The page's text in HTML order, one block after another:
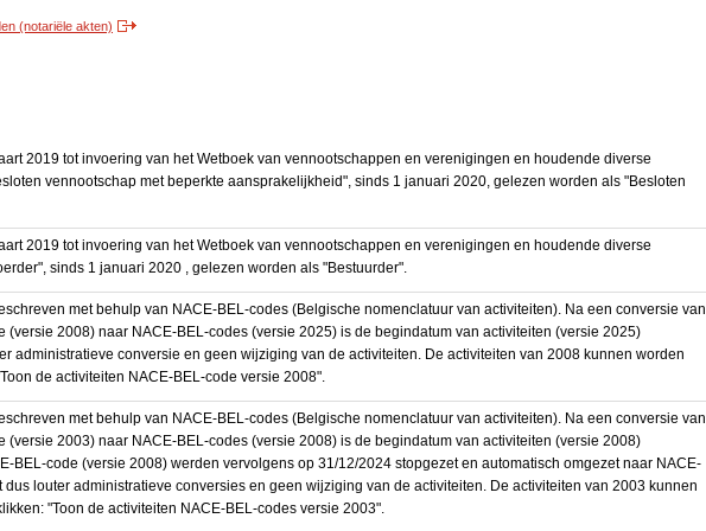
(notariële akten)
2019 tot invoering van het Wetboek van vennootschappen en verenigingen en houdende diverse
vennootschap met beperkte aansprakelijkheid", sinds 1 januari 2020, gelezen worden als "Besloten
2019 tot invoering van het Wetboek van vennootschappen en verenigingen en houdende diverse
sinds 1 januari 2020 , gelezen worden als "Bestuurder".
met behulp van NACE-BEL-codes (Belgische nomenclatuur van activiteiten). Na een conversie van
(versie 2008) naar NACE-BEL-codes (versie 2025) is de begindatum van activiteiten (versie 2025)
administratieve conversie en geen wijziging van de activiteiten. De activiteiten van 2008 kunnen worden
de activiteiten NACE-BEL-code versie 2008".
met behulp van NACE-BEL-codes (Belgische nomenclatuur van activiteiten). Na een conversie van
(versie 2003) naar NACE-BEL-codes (versie 2008) is de begindatum van activiteiten (versie 2008)
BEL-code (versie 2008) werden vervolgens op 31/12/2024 stopgezet en automatisch omgezet naar NACE-
dus louter administratieve conversies en geen wijziging van de activiteiten. De activiteiten van 2003 kunnen
"Toon de activiteiten NACE-BEL-codes versie 2003".